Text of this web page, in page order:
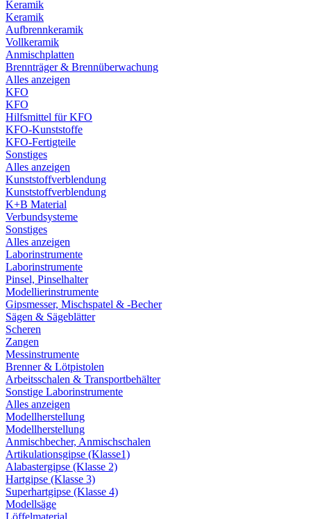
Keramik
Keramik
Aufbrennkeramik
Vollkeramik
Anmischplatten
Brennträger & Brennüberwachung
Alles anzeigen
KFO
KFO
Hilfsmittel für KFO
KFO-Kunststoffe
KFO-Fertigteile
Sonstiges
Alles anzeigen
Kunststoffverblendung
Kunststoffverblendung
K+B Material
Verbundsysteme
Sonstiges
Alles anzeigen
Laborinstrumente
Laborinstrumente
Pinsel, Pinselhalter
Modellierinstrumente
Gipsmesser, Mischspatel & -Becher
Sägen & Sägeblätter
Scheren
Zangen
Messinstrumente
Brenner & Lötpistolen
Arbeitsschalen & Transportbehälter
Sonstige Laborinstrumente
Alles anzeigen
Modellherstellung
Modellherstellung
Anmischbecher, Anmischschalen
Artikulationsgipse (Klasse1)
Alabastergipse (Klasse 2)
Hartgipse (Klasse 3)
Superhartgipse (Klasse 4)
Modellsäge
Löffelmaterial